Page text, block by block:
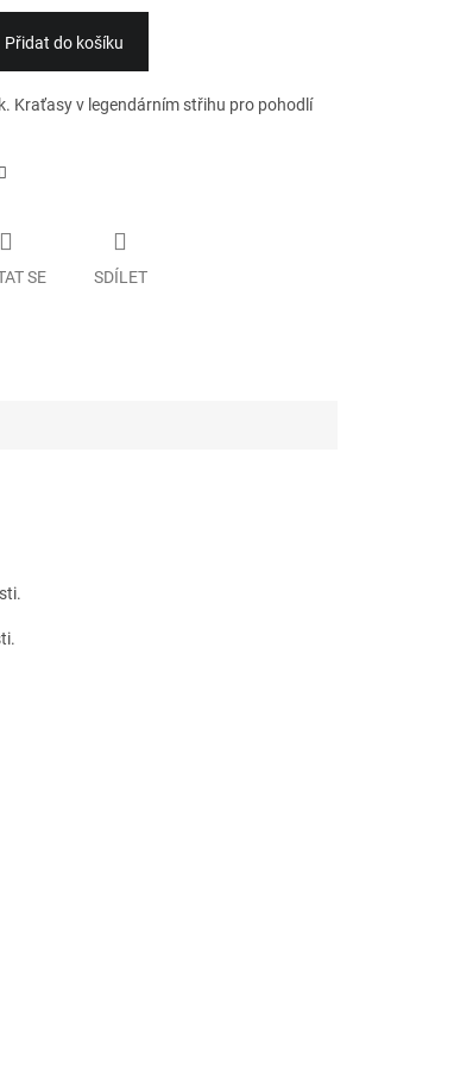
Přidat do košíku
Kraťasy v legendárním střihu pro pohodlí
SE SDÍLET